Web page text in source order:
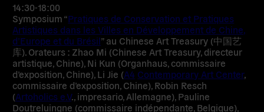
14:30-18:00
Symposium “Pratiques de Conservation et Pratiques
Artistiques dans les Villes en Développement de Chine,
d’Europe et du Brésil” au Chinese Art Treasury (中国艺
库). Orateurs : Zhao Mi (Chinese Art Treasury, directeur
artistique, Chine), Ni Kun (Organhaus, commissaire
d’exposition, Chine), Li Jie (A4 Contemporary Art Center,
commissaire d’exposition, Chine), Robin Resch
(Artoholics e.V., impresario, Allemagne), Pauline
Doutreluingne (commissaire indépendante, Belgique),